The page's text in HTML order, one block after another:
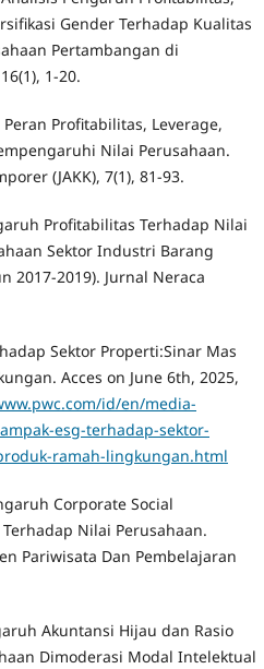
Gender Terhadap Kualitas
Pertambangan di
1-20.
Peran Profitabilitas, Leverage,
Nilai Perusahaan.
(JAKK), 7(1), 81-93.
Profitabilitas Terhadap Nilai
Sektor Industri Barang
2017-2019). Jurnal Neraca
Sektor Properti:Sinar Mas
Acces on June 6th, 2025,
id/en/media-
esg-terhadap-sektor-
ramah-lingkungan.html
Corporate Social
Nilai Perusahaan.
Pariwisata Dan Pembelajaran
Akuntansi Hijau dan Rasio
Dimoderasi Modal Intelektual